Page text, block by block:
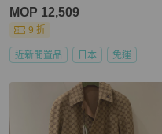
MOP 12,509
9 折
近新閒置品 日本 免運